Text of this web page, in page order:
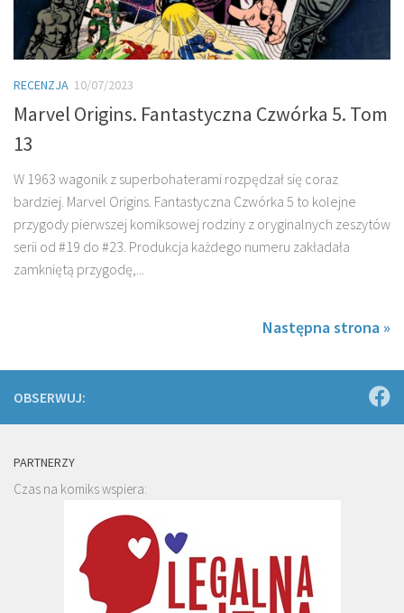
RECENZJA 10/07/2023
Marvel Origins. Fantastyczna Czwórka 5. Tom
13
W 1963 wagonik z superbohaterami rozpędzał się coraz
bardziej. Marvel Origins. Fantastyczna Czwórka 5 to kolejne
przygody pierwszej komiksowej rodziny z oryginalnych zeszytów
serii od #19 do #23. Produkcja każdego numeru zakładała
zamkniętą przygodę,...
Następna strona »
OBSERWUJ:
PARTNERZY
Czas na komiks wspiera: